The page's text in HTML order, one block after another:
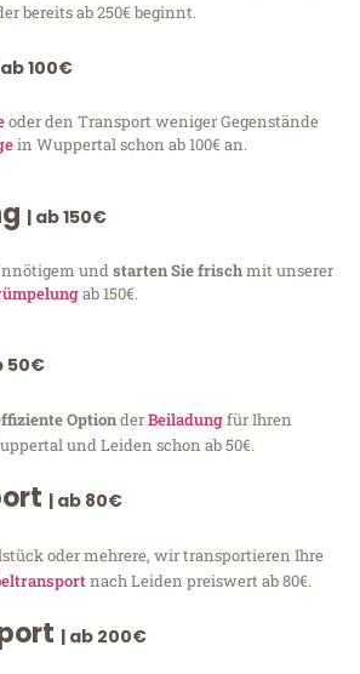
bereits ab 250€ beginnt.
100€
oder den Transport weniger Gegenstände
in Wuppertal schon ab 100€ an.
| ab 150€
undstarten Sie frischmit unserer
ab 150€.
50€
OptionderBeiladungfür Ihren
und Leiden schon ab 50€.
| ab 80€
oder mehrere, wir transportieren Ihre
nach Leiden preiswert ab 80€.
| ab 200€